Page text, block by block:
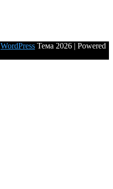
WordPress Тема 2026 | Powered